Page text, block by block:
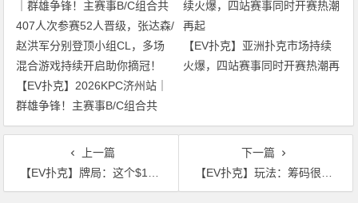
【EV扑克】2026KPC济州站｜
群雄争锋！主赛事B/C组合共
407人次参赛52人晋级，张达森/
赵洪军分别登顶小组CL，多场
混合游戏持续开启助你摘冠！
【EV扑克】亚洲扑克市场持续
火爆，四站赛事同时开赛热潮再
上一篇
【EV扑克】牌局：这个$178,750彩池的巨大诈唬，能成功是侥幸？
下一篇
【EV扑克】玩法：筹码很深时53o跟AA的差距并不是那么大